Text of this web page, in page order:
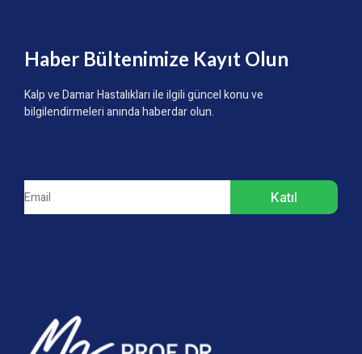
Haber Bültenimize Kayıt Olun
Kalp ve Damar Hastalıkları ile ilgili güncel konu ve
bilgilendirmeleri anında haberdar olun.
Katıl